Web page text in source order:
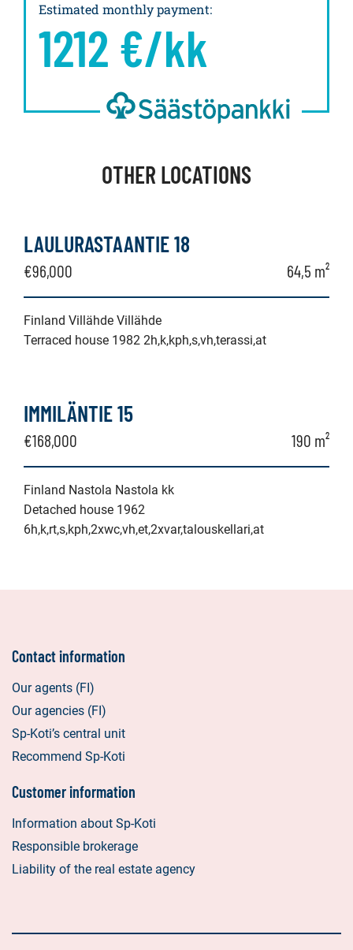
Estimated monthly payment:
1212 €/kk
OTHER LOCATIONS
LAULURASTAANTIE 18
€96,000 64,5 m²
Finland Villähde Villähde
Terraced house 1982 2h,k,kph,s,vh,terassi,at
IMMILÄNTIE 15
€168,000 190 m²
Finland Nastola Nastola kk
Detached house 1962
6h,k,rt,s,kph,2xwc,vh,et,2xvar,talouskellari,at
Contact information
Our agents (FI)
Our agencies (FI)
Sp-Koti’s central unit
Recommend Sp-Koti
Customer information
Information about Sp-Koti
Responsible brokerage
Liability of the real estate agency